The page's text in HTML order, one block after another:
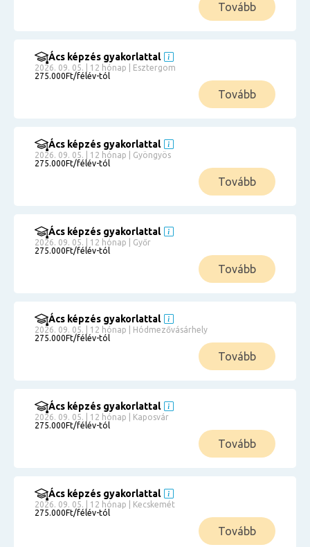
Tovább
Ács képzés gyakorlattal
2026. 09. 05. | 12 hónap | Esztergom
275.000Ft/félév-tól
Tovább
Ács képzés gyakorlattal
2026. 09. 05. | 12 hónap | Gyöngyös
275.000Ft/félév-tól
Tovább
Ács képzés gyakorlattal
2026. 09. 05. | 12 hónap | Győr
275.000Ft/félév-tól
Tovább
Ács képzés gyakorlattal
2026. 09. 05. | 12 hónap | Hódmezővásárhely
275.000Ft/félév-tól
Tovább
Ács képzés gyakorlattal
2026. 09. 05. | 12 hónap | Kaposvár
275.000Ft/félév-tól
Tovább
Ács képzés gyakorlattal
2026. 09. 05. | 12 hónap | Kecskemét
275.000Ft/félév-tól
Tovább